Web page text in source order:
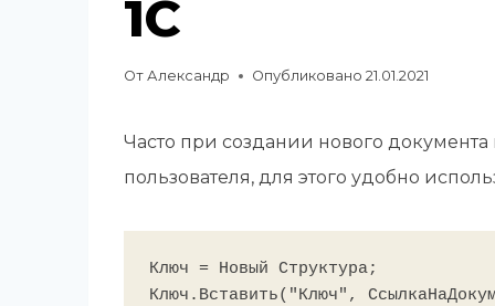
1С
От Александр Опубликовано 21.01.2021
Часто при создании нового
пользователя, для этого удобно
Ключ = Новый Структура;
Ключ.Вставить("Ключ",